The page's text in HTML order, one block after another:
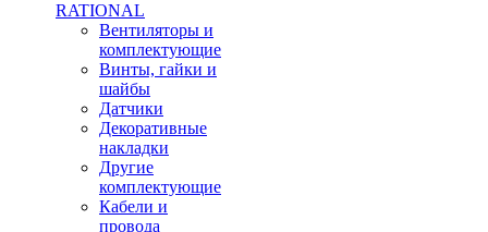
RATIONAL
Вентиляторы и
комплектующие
Винты, гайки и
шайбы
Датчики
Декоративные
накладки
Другие
комплектующие
Кабели и
провода